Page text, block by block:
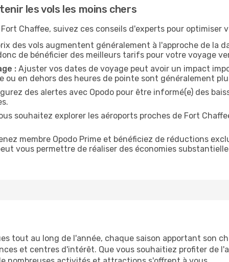
les vols les moins chers
Chaffee, suivez ces conseils d'experts pour optimiser
des vols augmentent généralement à l'approche de la
de bénéficier des meilleurs tarifs pour votre voyage
: Ajuster vos dates de voyage peut avoir un impact
ou en dehors des heures de pointe sont généralement
des alertes avec Opodo pour être informé(e) des
souhaitez explorer les aéroports proches de Fort
membre Opodo Prime et bénéficiez de réductions
vous permettre de réaliser des économies
tout au long de l'année, chaque saison apportant son
et centres d'intérêt. Que vous souhaitiez profiter de